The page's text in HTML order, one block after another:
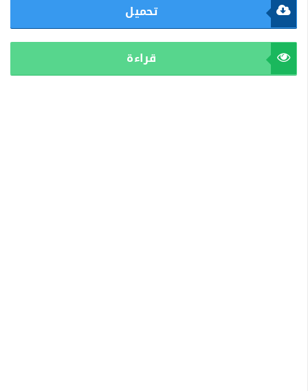
تحميل
قراءة